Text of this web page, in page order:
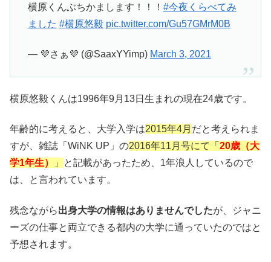
横原くんぶちかまします！！！ #今夜くらべてみ
ました #横原悠毅 pic.twitter.com/Gu57GMrM0B
— 💜さぁ💜 (@SaaxYYimp) March 3, 2021
横原悠毅くんは1996年9月13日生まれの現在24歳です。
年齢的に考えると、大学入学は2015年4月 だと考えられま
すが、雑誌「WiNK UP」の2016年11月号にて「 20歳（大
学1年生）
」
と記載があったため、1年浪人しているので
は、と言われています。
残念ながら出身大学の情報はありませんでしたが、ジャニ
ーズの仕事と両立できる都内の大学に通っていたのではと
予想されます。